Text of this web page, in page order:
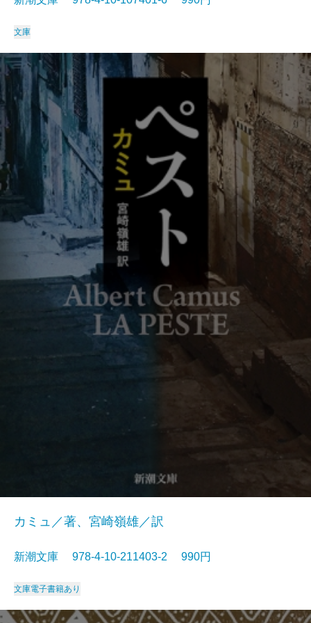
文庫
カミュ／著、宮崎嶺雄／訳
新潮文庫 978-4-10-211403-2 990円
文庫電子書籍あり